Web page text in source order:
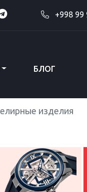
+998 99
БЛОГ
изделия